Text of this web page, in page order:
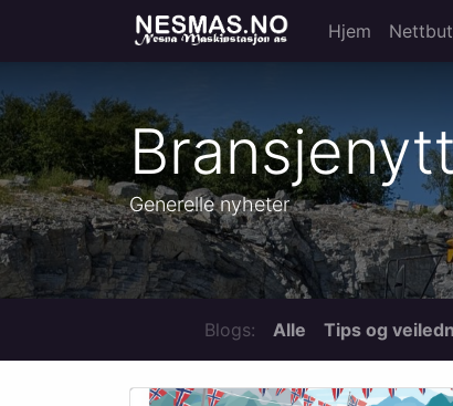
Hjem
Generelle nyheter
Blogs: Alle Tips og